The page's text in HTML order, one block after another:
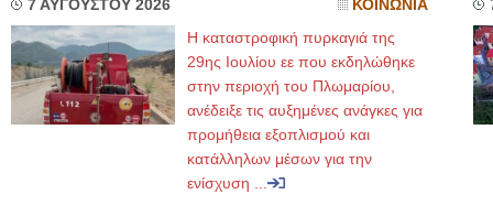
7 ΑΥΓΟΥΣΤΟΥ 2026 ΚΟΙΝΩΝΙΑ
Η καταστροφική πυρκαγιά της
29ης Ιουλίου εε που εκδηλώθηκε
στην περιοχή του Πλωμαρίου,
ανέδειξε τις αυξημένες ανάγκες για
προμήθεια εξοπλισμού και
κατάλληλων μέσων για την
ενίσχυση ...